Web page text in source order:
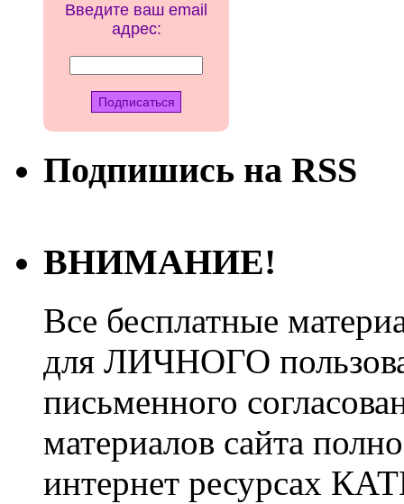
Введите ваш email
адрес:
Подпишись на RSS
ВНИМАНИЕ!
Все бесплатные
для ЛИЧНОГО
письменного
материалов сайта
интернет ресурсах